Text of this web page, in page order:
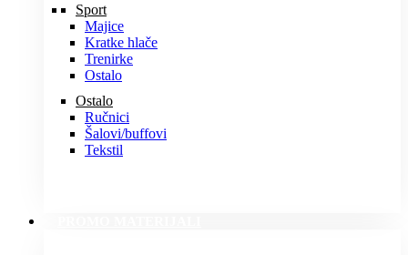
Sport
Majice
Kratke hlače
Trenirke
Ostalo
Ostalo
Ručnici
Šalovi/buffovi
Tekstil